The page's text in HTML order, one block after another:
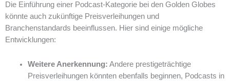
Die Einführung einer Podcast-Kategorie bei den Golden Globes
könnte auch zukünftige Preisverleihungen und
Branchenstandards beeinflussen. Hier sind einige mögliche
Entwicklungen:
Weitere Anerkennung: Andere prestigeträchtige
Preisverleihungen könnten ebenfalls beginnen, Podcasts in